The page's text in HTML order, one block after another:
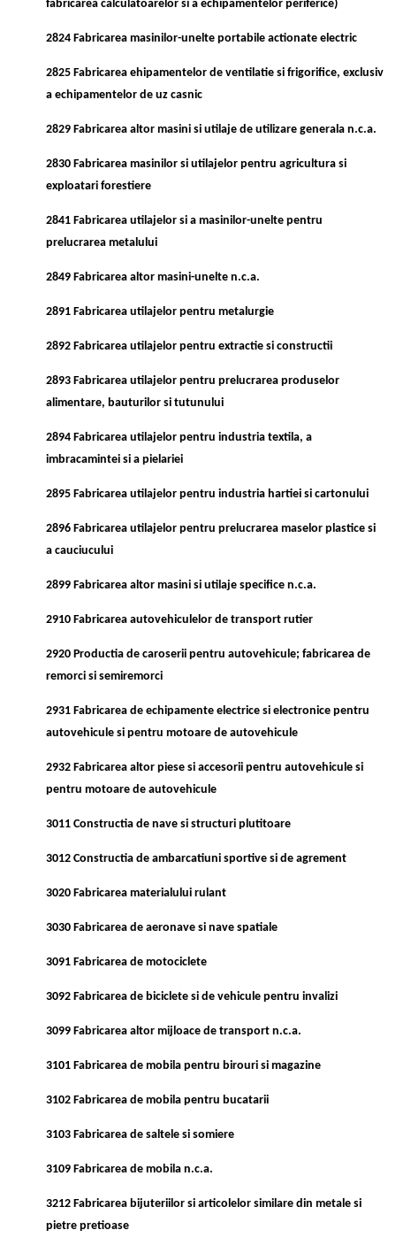
fabricarea calculatoarelor si a echipamentelor periferice)
2824 Fabricarea masinilor-unelte portabile actionate electric
2825 Fabricarea ehipamentelor de ventilatie si frigorifice, exclusiv
a echipamentelor de uz casnic
2829 Fabricarea altor masini si utilaje de utilizare generala n.c.a.
2830 Fabricarea masinilor si utilajelor pentru agricultura si
exploatari forestiere
2841 Fabricarea utilajelor si a masinilor-unelte pentru
prelucrarea metalului
2849 Fabricarea altor masini-unelte n.c.a.
2891 Fabricarea utilajelor pentru metalurgie
2892 Fabricarea utilajelor pentru extractie si constructii
2893 Fabricarea utilajelor pentru prelucrarea produselor
alimentare, bauturilor si tutunului
2894 Fabricarea utilajelor pentru industria textila, a
imbracamintei si a pielariei
2895 Fabricarea utilajelor pentru industria hartiei si cartonului
2896 Fabricarea utilajelor pentru prelucrarea maselor plastice si
a cauciucului
2899 Fabricarea altor masini si utilaje specifice n.c.a.
2910 Fabricarea autovehiculelor de transport rutier
2920 Productia de caroserii pentru autovehicule; fabricarea de
remorci si semiremorci
2931 Fabricarea de echipamente electrice si electronice pentru
autovehicule si pentru motoare de autovehicule
2932 Fabricarea altor piese si accesorii pentru autovehicule si
pentru motoare de autovehicule
3011 Constructia de nave si structuri plutitoare
3012 Constructia de ambarcatiuni sportive si de agrement
3020 Fabricarea materialului rulant
3030 Fabricarea de aeronave si nave spatiale
3091 Fabricarea de motociclete
3092 Fabricarea de biciclete si de vehicule pentru invalizi
3099 Fabricarea altor mijloace de transport n.c.a.
3101 Fabricarea de mobila pentru birouri si magazine
3102 Fabricarea de mobila pentru bucatarii
3103 Fabricarea de saltele si somiere
3109 Fabricarea de mobila n.c.a.
3212 Fabricarea bijuteriilor si articolelor similare din metale si
pietre pretioase